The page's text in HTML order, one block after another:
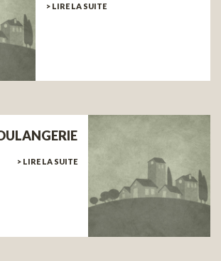
> LIRE LA SUITE
> LIRE LA SUITE